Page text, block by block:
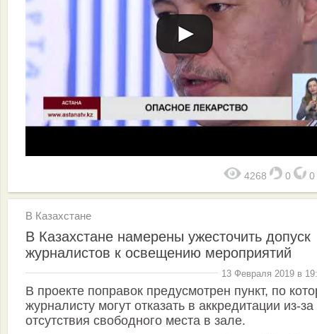
4268 0 0
В Казахстане
В Казахстане намерены ужесточить допуск
журналистов к освещению мероприятий
13 Февраля 2019 в
В проекте поправок предусмотрен пункт, по
журналисту могут отказать в аккредитации из-за
отсутствия свободного места в зале.